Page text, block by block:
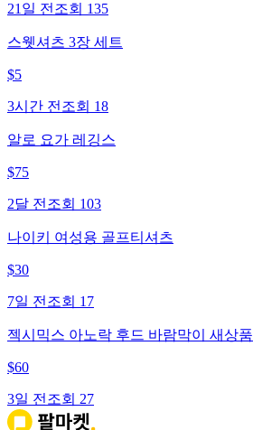
21일 전 조회 135
스웻셔츠 3장 세트
$5
3시간 전 조회 18
알로 요가 레깅스
$75
2달 전 조회 103
나이키 여성용 골프티셔츠
$30
7일 전 조회 17
젝시믹스 아노락 후드 바람막이 새상품
$60
3일 전 조회 27